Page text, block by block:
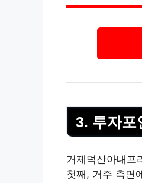
3. 투자포
거제덕산아내프
첫째, 거주 측면